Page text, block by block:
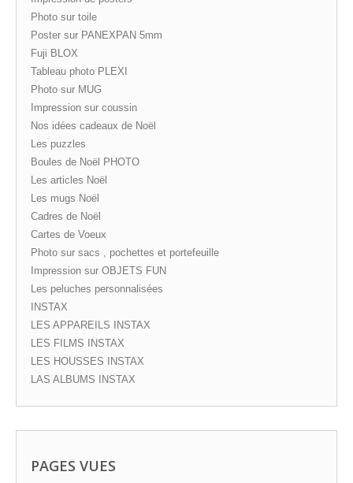
Photo sur toile
Poster sur PANEXPAN 5mm
Fuji BLOX
Tableau photo PLEXI
Photo sur MUG
Impression sur coussin
Nos idées cadeaux de Noël
Les puzzles
Boules de Noël PHOTO
Les articles Noël
Les mugs Noël
Cadres de Noël
Cartes de Voeux
Photo sur sacs , pochettes et portefeuille
Impression sur OBJETS FUN
Les peluches personnalisées
INSTAX
LES APPAREILS INSTAX
LES FILMS INSTAX
LES HOUSSES INSTAX
LAS ALBUMS INSTAX
PAGES VUES